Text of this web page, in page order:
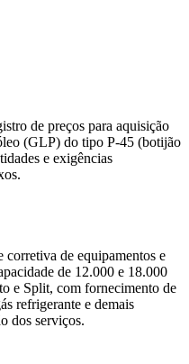
de preços para aquisição
(GLP) do tipo P-45 (botijão
e exigências
corretiva de equipamentos e
de 12.000 e 18.000
e Split, com fornecimento de
refrigerante e demais
dos serviços.